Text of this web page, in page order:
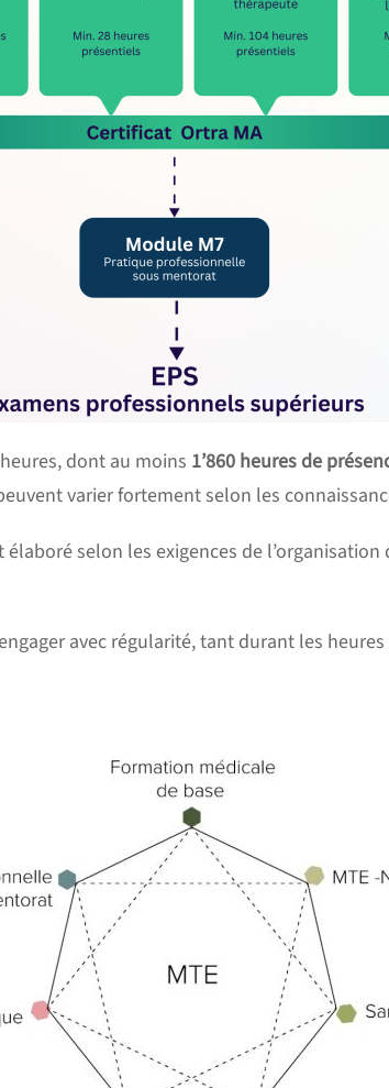
dont au moins 1’860 heures de
varier fortement selon les
selon les exigences de
avec régularité, tant durant les